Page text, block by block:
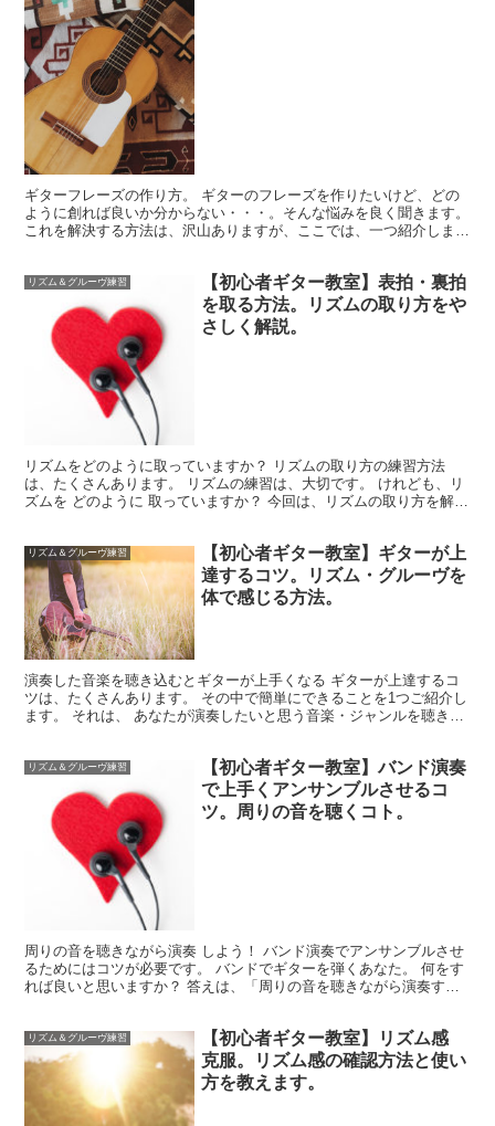
ギターフレーズの作り方。 ギターのフレーズを作りたいけど、どの
ように創れば良いか分からない・・・。そんな悩みを良く聞きます。
これを解決する方法は、沢山ありますが、ここでは、一つ紹介しま
リズム＆グルーヴ練習
【初心者ギター教室】表拍・裏拍
を取る方法。リズムの取り方をや
さしく解説。
リズムをどのように取っていますか？ リズムの取り方の練習方法
は、たくさんあります。 リズムの練習は、大切です。 けれども、リ
ズムを どのように 取っていますか？ 今回は、リズムの取り方を解説
リズム＆グルーヴ練習
【初心者ギター教室】ギターが上
達するコツ。リズム・グルーヴを
体で感じる方法。
演奏した音楽を聴き込むとギターが上手くなる ギターが上達するコ
ツは、たくさんあります。 その中で簡単にできることを1つご紹介し
ます。 それは、 あなたが演奏したいと思う音楽・ジャンルを聴き込
リズム＆グルーヴ練習
【初心者ギター教室】バンド演奏
で上手くアンサンブルさせるコ
ツ。周りの音を聴くコト。
周りの音を聴きながら演奏 しよう！ バンド演奏でアンサンブルさせ
るためにはコツが必要です。 バンドでギターを弾くあなた。 何をす
れば良いと思いますか？ 答えは、「周りの音を聴きながら演奏する
リズム＆グルーヴ練習
【初心者ギター教室】リズム感
克服。リズム感の確認方法と使い
方を教えます。